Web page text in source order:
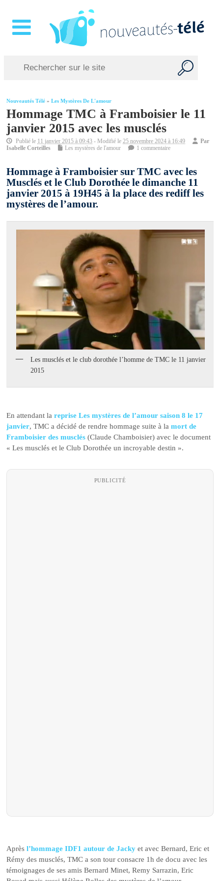
Nouveautés Télé »Les Mystères De L'amour
Hommage TMC à Framboisier le 11
janvier 2015 avec les musclés
Publié le 11 janvier 2015 à 09:43 - Modifié le25 novembre 2024 à 16:49
Par
Isabelle Corteilles
Les mystères de l'amour 1 commentaire
Hommage à Framboisier sur TMC avec les
Musclés et le Club Dorothée le dimanche 11
janvier 2015 à 19H45 à la place des rediff les
mystères de l’amour.
Les musclés et le club dorothée l’homme de TMC le 11 janvier
2015
En attendant lareprise Les mystères de l’amour saison 8 le 17
janvier, TMC a décidé de rendre hommage suite à lamort de
Framboisier des musclés (Claude Chamboisier) avec le document
« Les musclés et le Club Dorothée un incroyable destin ».
PUBLICITÉ
Aprèsl’hommage IDF1 autour de Jacky et avec Bernard, Eric et
Rémy des musclés, TMC a son tour consacre 1h de docu avec les
témoignages de ses amis Bernard Minet, Remy Sarrazin, Eric